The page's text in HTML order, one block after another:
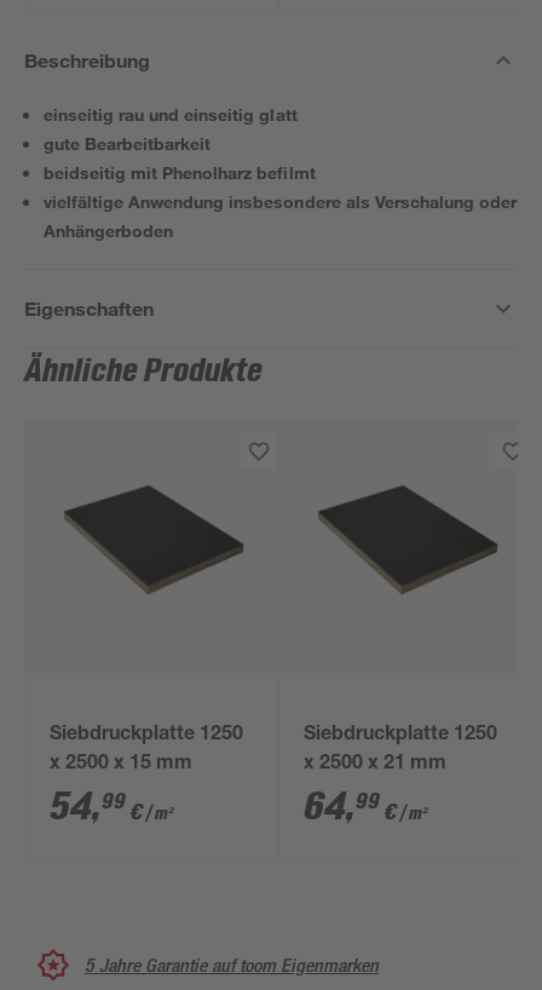
Beschreibung
einseitig rau und einseitig glatt
gute Bearbeitbarkeit
beidseitig mit Phenolharz befilmt
vielfältige Anwendung insbesondere als Verschalung oder
Anhängerboden
Eigenschaften
Ähnliche Produkte
Siebdruckplatte 1250
x 2500 x 15 mm
54,99 €/ m²
Siebdruckplatte 1250
x 2500 x 21 mm
64,99 €/ m²
5 Jahre Garantie auf toom Eigenmarken